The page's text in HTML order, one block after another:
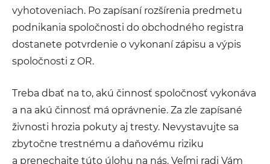
vyhotoveniach. Po zapísaní rozšírenia predmetu
podnikania spoločnosti do obchodného registra
dostanete potvrdenie o vykonaní zápisu a výpis
spoločnosti z OR.
Treba dbať na to, akú činnosť spoločnosť vykonáva
a na akú činnosť má oprávnenie. Za zle zapísané
živnosti hrozia pokuty aj tresty. Nevystavujte sa
zbytočne trestnému a daňovému riziku
a prenechajte túto úlohu na nás. Veľmi radi Vám